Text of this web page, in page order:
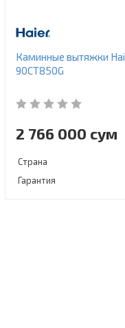
Каминные вытяжки
90CT850G
2 766 000 сум
Страна
Гарантия